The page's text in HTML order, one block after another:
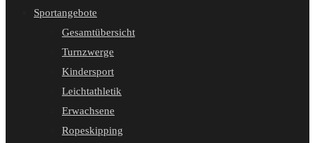
Sportangebote
Gesamtübersicht
Turnzwerge
Kindersport
Leichtathletik
Erwachsene
Ropeskipping